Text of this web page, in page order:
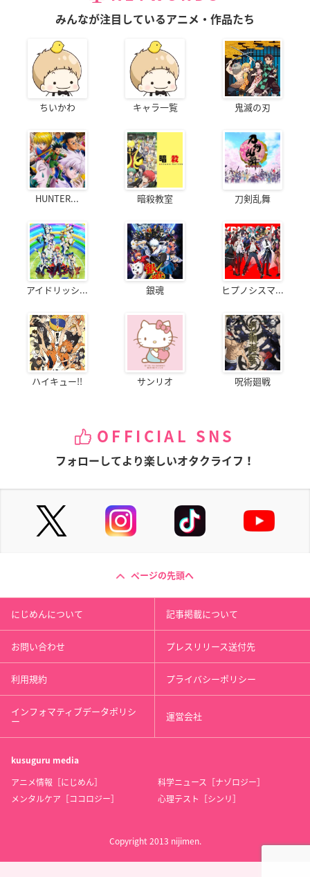
みんなが注目しているアニメ・作品たち
ちいかわ キャラ一覧 鬼滅の刃
HUNTER... 暗殺教室 刀剣乱舞
アイドリッシ... 銀魂 ヒプノシスマ...
ハイキュー!! サンリオ 呪術廻戦
OFFICIAL SNS
フォローしてより楽しいオタクライフ！
ページの先頭へ
にじめんについて 記事掲載について
お問い合わせ プレスリリース送付先
利用規約 プライバシーポリシー
インフォマティブデータポリシ
ー 運営会社
kusuguru media
アニメ情報［にじめん］
科学ニュース［ナゾロジー］
メンタルケア［ココロジー］
心理テスト［シンリ］
Copyright 2013 nijimen.